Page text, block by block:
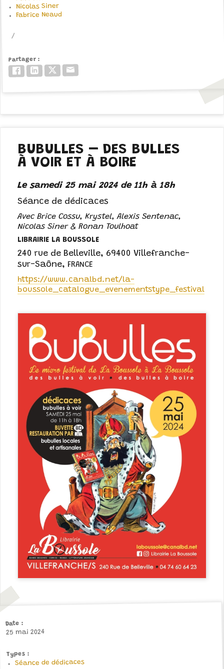
Nicolas Siner
Fabrice Neaud
Partager
FacebookLinkedInTwitter/X
BUBULLES – DES BULLES
À VOIR ET À BOIRE
Le samedi 25 mai 2024 de 11h à 18h
Séance de dédicaces
Avec Brice Cossu, Krystel, Alexis Sentenac,
Nicolas Siner & Ronan Toulhoat
LIBRAIRIE LA BOUSSOLE
240 rue de Belleville, 69400 Villefranche-
sur-Saône, FRANCE
https://www.canalbd.net/la-
boussole_catalogue_evenementstype_festival
Date
25 mai 2024
Types
Séance de dédicaces